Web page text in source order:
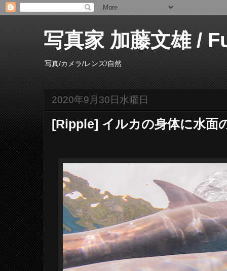
写真家 加藤文雄 /
写真/カメラ/レンズ/自然
2020年9月30日水曜日
[Ripple] イルカの身体に水面